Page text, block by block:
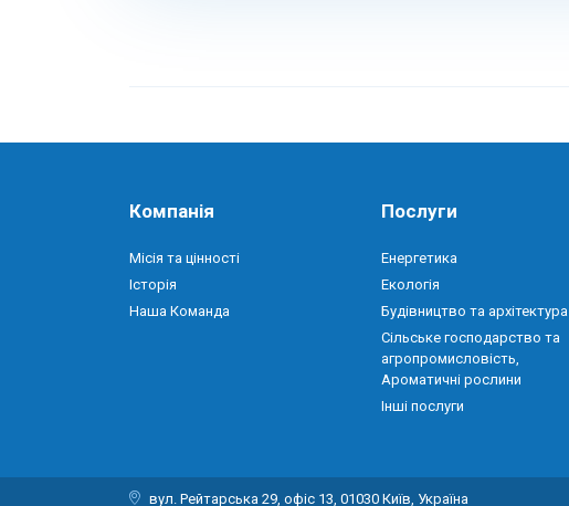
Компанія
Місія та цінності
Історія
Наша Команда
Послуги
Енергетика
Екологія
Будівництво та архітектура
Сільське господарство та
агропромисловість,
Ароматичні рослини
Інші послуги
вул. Рейтарська 29, офіс 13, 01030 Київ, Україна